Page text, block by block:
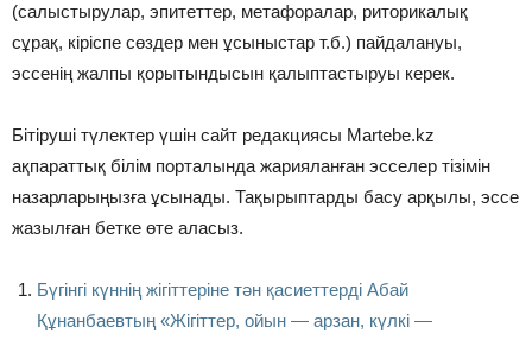
(салыстырулар, эпитеттер, метафоралар, риторикалық
сұрақ, кіріспе сөздер мен ұсыныстар т.б.) пайдалануы,
эссенің жалпы қорытындысын қалыптастыруы керек.
Бітіруші түлектер үшін сайт редакциясы Martebe.kz
ақпараттық білім порталында жарияланған эсселер тізімін
назарларыңызға ұсынады. Тақырыптарды басу арқылы, эссе
жазылған бетке өте аласыз.
Бүгінгі күннің жігіттеріне тән қасиеттерді Абай
Құнанбаевтың «Жігіттер, ойын — арзан, күлкі —